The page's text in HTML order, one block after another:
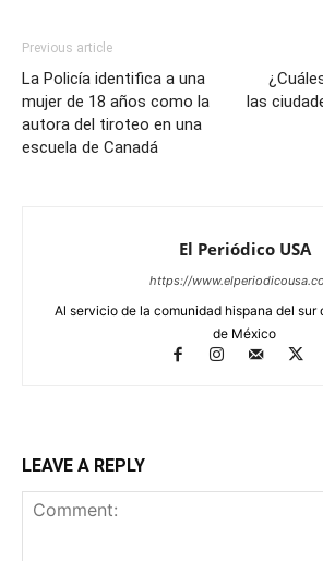
Previous article
La Policía identifica a una
mujer de 18 años como la
autora del tiroteo en una
escuela de Canadá
las
El Periódico USA
https://
Al servicio de la comunidad hispana del sur
de México
LEAVE A REPLY